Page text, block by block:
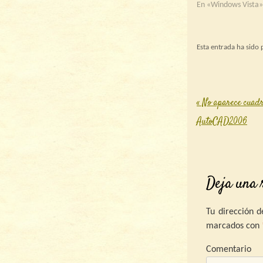
vida un poco
En «Windows Vista»
Esta entrada ha sido
Post
«No aparece
AutoCAD2006
Deja una
Tu dirección
marcados con